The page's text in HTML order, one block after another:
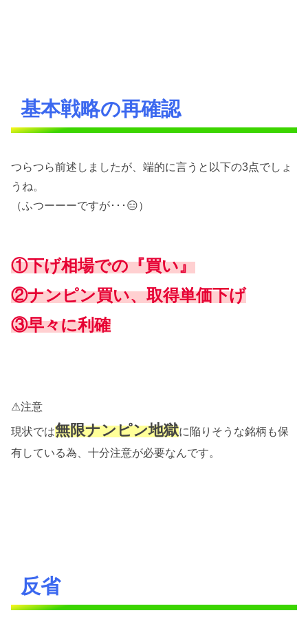
基本戦略の再確認
つらつら前述しましたが、端的に言うと以下の3点でしょ
うね。
（ふつーーーですが･･･😑）
①下げ相場での『買い』
②ナンピン買い、取得単価下げ
③早々に利確
⚠注意
現状では無限ナンピン地獄に陥りそうな銘柄も保
有している為、十分注意が必要なんです。
反省